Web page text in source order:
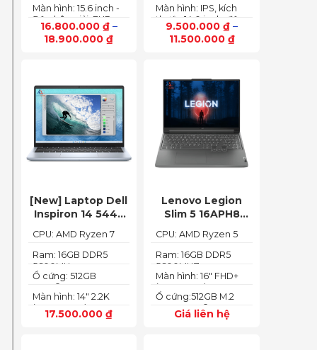
16.800.000 ₫–
18.900.000₫
Màn hình: 15.6 inch -
Độ phân giải: FHD+
(1920 x 1200 px)
9.500.000₫ –
11.500.000 ₫
Màn hình: IPS, kích
thước 14.0 inch, độ
phân giải Full HD
(1920 x 1080)
[New] Laptop Dell
Inspiron 14 5445
(Ram 16GB SSD
512GB AMD
Radeon 780M Màn
14inch 2.2K)
17.500.000₫
Màn hình: 14" 2.2K
(2240X1400)
Ổ cứng: 512GB
PCIe® NVMe™ M.2
SSD
Ram: 16GB DDR5
5600MHz
CPU: AMD Ryzen 7
Lenovo Legion
Slim 5 16APH8
RAM 16GB SSD
512GB RTX 4060
16″ FHD+ 144Hz)
Giá liên hệ
Ổ cứng:512GB M.2
2280 PCIe® 4.0 x4
Màn hình: 16" FHD+
(1920x1200) IPS
Ram: 16GB DDR5
5600MHZ
CPU: AMD Ryzen 5